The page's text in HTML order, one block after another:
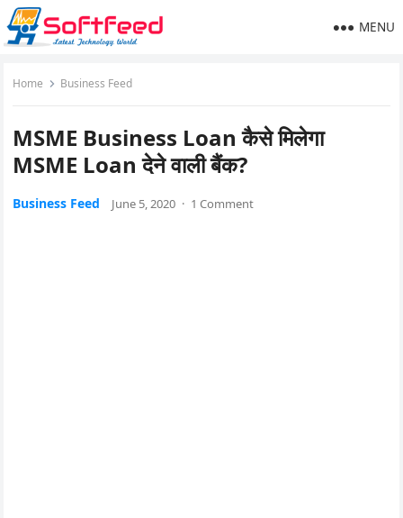
MENU
Home Business Feed
MSME Business Loan कैसे मिलेगा
MSME Loan देने वाली बैंक?
Business Feed June 5, 2020 · 1 Comment